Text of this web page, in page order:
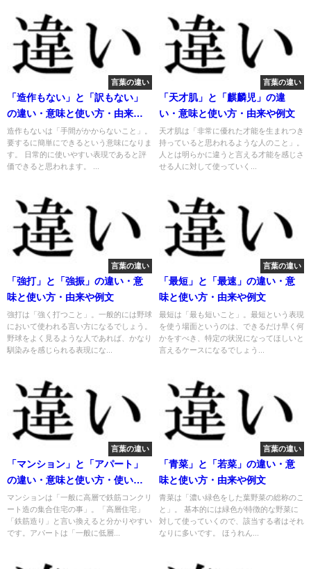
言葉の違い
「造作もない」と「訳もない」
の違い・意味と使い方・由来や
例文
造作もないは「手間がかからないこと」。
要するに簡単にできるという意味になりま
す。 日常的に使いやすい表現であると評
価できると思われます。 ...
言葉の違い
「天才肌」と「麒麟児」の違
い・意味と使い方・由来や例文
天才肌は「非常に優れた才能を生まれつき
持っていると思われるような人のこと」。
人とは明らかに違うと言える才能を感じさ
せる人に対して使っていく...
言葉の違い
「強打」と「強振」の違い・意
味と使い方・由来や例文
強打は「強く打つこと」。一般的には野球
において使われる言い方になるでしょう。
野球をよく見るような人であれば、かなり
馴染みを感じられる表現にな...
言葉の違い
「最短」と「最速」の違い・意
味と使い方・由来や例文
最短は「最も短いこと」。最短という表現
を使う場面というのは、できるだけ早く何
かをすべき、特定の状況になってほしいと
言えるケースになるでしょう...
言葉の違い
「マンション」と「アパート」
の違い・意味と使い方・使い分
け
マンションは「一般に高層で鉄筋コンクリ
ート造の集合住宅の事」。「高層住宅」
「鉄筋造り」と言い換えると分かりやすい
です。アパートは「一般に低層...
言葉の違い
「青菜」と「若菜」の違い・意
味と使い方・由来や例文
青菜は「濃い緑色をした葉野菜の総称のこ
と」。 基本的には緑色が特徴的な野菜に
対して使っていくので、該当する者はそれ
なりに多いです。 ほうれん...